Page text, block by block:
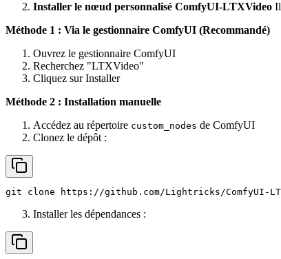
Installer le nœud personnalisé ComfyUI-LTXVideo
Méthode 1 : Via le gestionnaire ComfyUI (Recommandé)
Ouvrez le gestionnaire ComfyUI
Recherchez "LTXVideo"
Cliquez sur Installer
Méthode 2 : Installation manuelle
Accédez au répertoire custom_nodes de ComfyUI
Clonez le dépôt :
git clone https://github.com/Lightricks/ComfyUI-
Installer les dépendances :